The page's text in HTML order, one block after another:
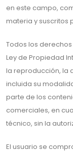
en este campo,
materia y suscritos
Todos los
Ley de Propiedad
la reproducción, la
incluida su
parte de los
comerciales, en
técnico, sin la
El usuario se